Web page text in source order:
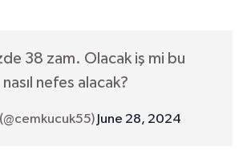
38 zam. Olacak iş mi bu
nefes alacak?
June 28, 2024